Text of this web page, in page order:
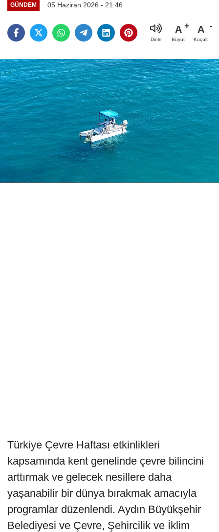
GÜNDEM 05 Haziran 2026 - 21:46
Dinle
A
Büyüt
A
Küçült
Türkiye Çevre Haftası etkinlikleri
kapsamında kent genelinde çevre bilincini
arttırmak ve gelecek nesillere daha
yaşanabilir bir dünya bırakmak amacıyla
programlar düzenlendi. Aydın Büyükşehir
Belediyesi ve Çevre, Şehircilik ve İklim